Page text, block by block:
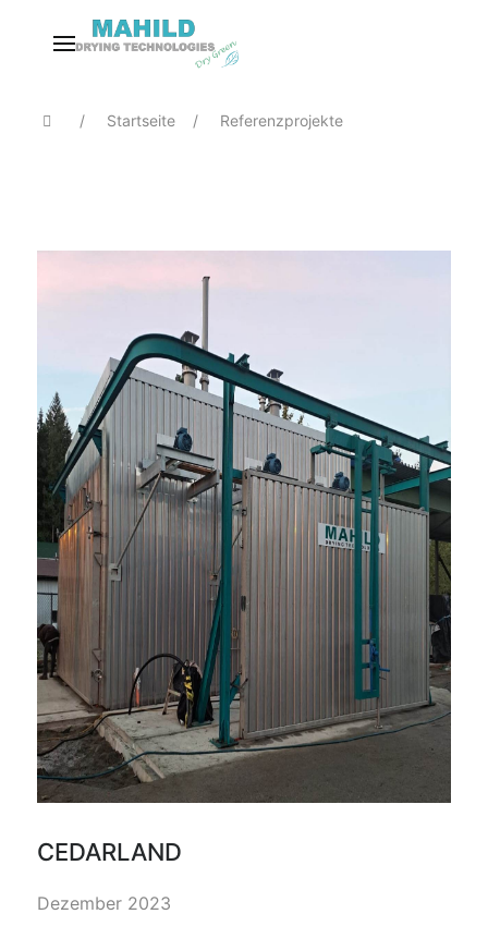
Startseite Referenzprojekte
CEDARLAND
Dezember 2023